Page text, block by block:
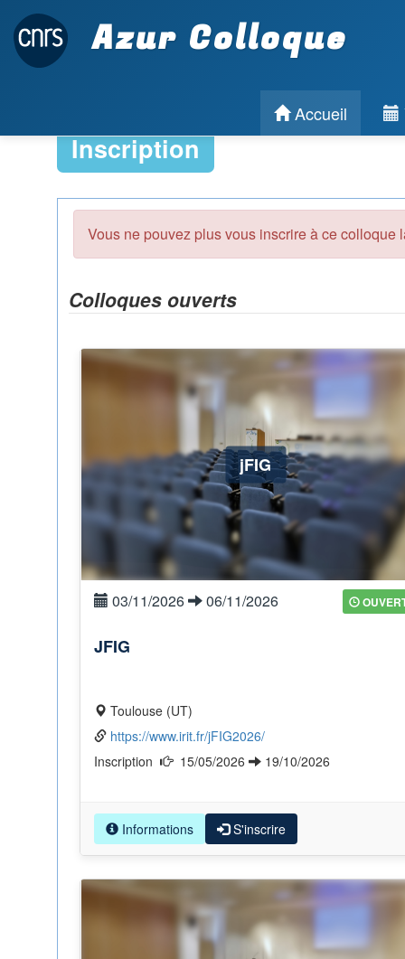
Azur Colloque
Accueil
Inscription
Vous ne pouvez plus vous inscrire à ce colloque
Colloques ouverts
jFIG
03/11/2026 06/11/2026
JFIG
Toulouse (UT)
https://www.irit.fr/jFIG2026/
15/05/2026 19/10/2026
Informations S'inscrire